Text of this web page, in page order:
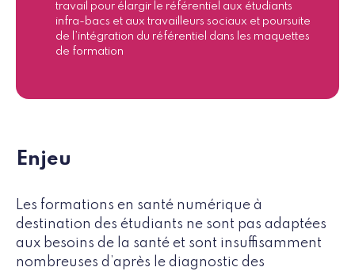
travail pour élargir le référentiel aux étudiants
infra-bacs et aux travailleurs sociaux et poursuite
de l’intégration du référentiel dans les maquettes
de formation
Enjeu
Les formations en santé numérique à
destination des étudiants ne sont pas adaptées
aux besoins de la santé et sont insuffisamment
nombreuses d’après le diagnostic des